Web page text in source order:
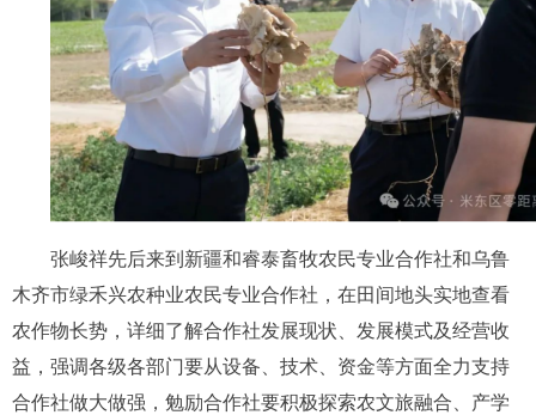
张峻祥先后来到新疆和睿泰畜牧农民专业合作社和乌鲁
木齐市绿禾兴农种业农民专业合作社，在田间地头实地查看
农作物长势，详细了解合作社发展现状、发展模式及经营收
益，强调各级各部门要从设备、技术、资金等方面全力支持
合作社做大做强，勉励合作社要积极探索农文旅融合、产学